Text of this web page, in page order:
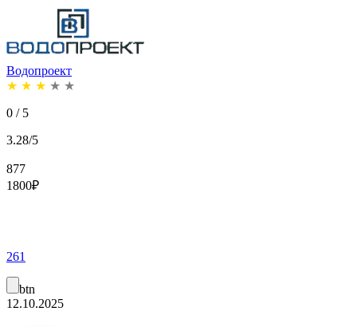
Водопроект
★ ★ ★ ★ ★
0 / 5
3.28/5
877
1800₽
261
btn
12.10.2025